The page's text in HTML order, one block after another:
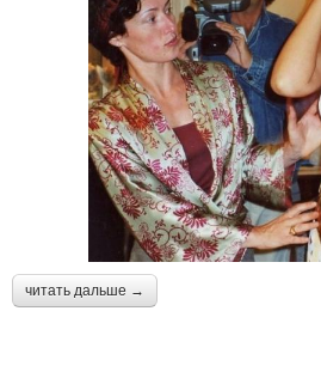
читать дальше →